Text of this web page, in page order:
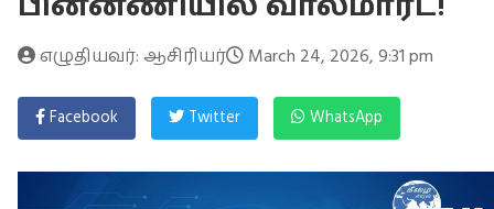
பின்னணியில் வால்மார்ட்!
எழுதியவர்: ஆசிரியர் March 24, 2026, 9:31 pm
Facebook Twitter WhatsApp